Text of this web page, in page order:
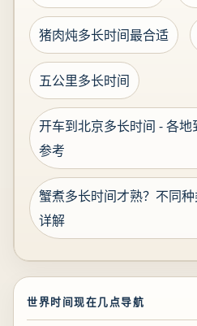
猪肉炖多长时间最合适
五公里多长时间
开车到北京多长时间 - 各
参考
蟹煮多长时间才熟？不同
详解
世界时间现在几点导航